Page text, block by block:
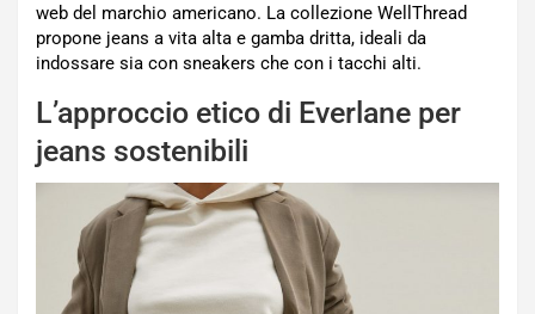
web del marchio americano. La collezione WellThread
propone jeans a vita alta e gamba dritta, ideali da
indossare sia con sneakers che con i tacchi alti.
L’approccio etico di Everlane per
jeans sostenibili